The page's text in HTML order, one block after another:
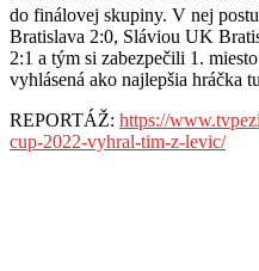
do finálovej skupiny. V nej
Bratislava 2:0, Sláviou UK
2:1 a tým si zabezpečili 1.
vyhlásená ako najlepšia hráčka
REPORTÁŽ: https://
cup-2022-vyhral-tim-z-levic/